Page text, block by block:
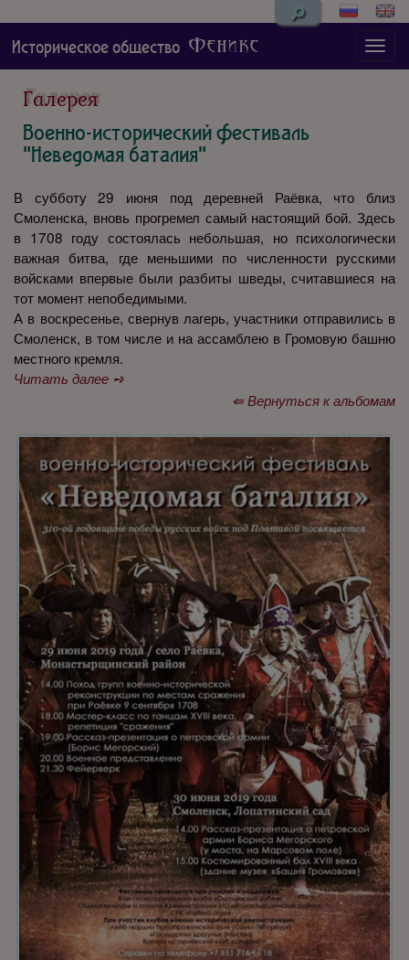
🔎
Историческое общество Феникс
Галерея
Военно-исторический фестиваль
"Неведомая баталия"
В субботу 29 июня под деревней Раёвка, что близ
Смоленска, вновь прогремел самый настоящий бой. Здесь
в 1708 году состоялась небольшая, но психологически
важная битва, где меньшими по численности русскими
войсками впервые были разбиты шведы, считавшиеся на
тот момент непобедимыми.
А в воскресенье, свернув лагерь, участники отправились в
Смоленск, в том числе и на ассамблею в Громовую башню
местного кремля.
Читать далее ➺
⇚ Вернуться к альбомам